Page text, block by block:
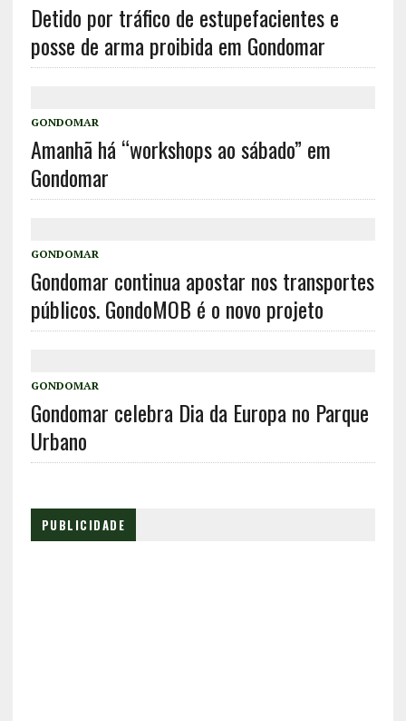
Detido por tráfico de estupefacientes e
posse de arma proibida em Gondomar
GONDOMAR
Amanhã há “workshops ao sábado” em
Gondomar
GONDOMAR
Gondomar continua apostar nos transportes
públicos. GondoMOB é o novo projeto
GONDOMAR
Gondomar celebra Dia da Europa no Parque
Urbano
PUBLICIDADE